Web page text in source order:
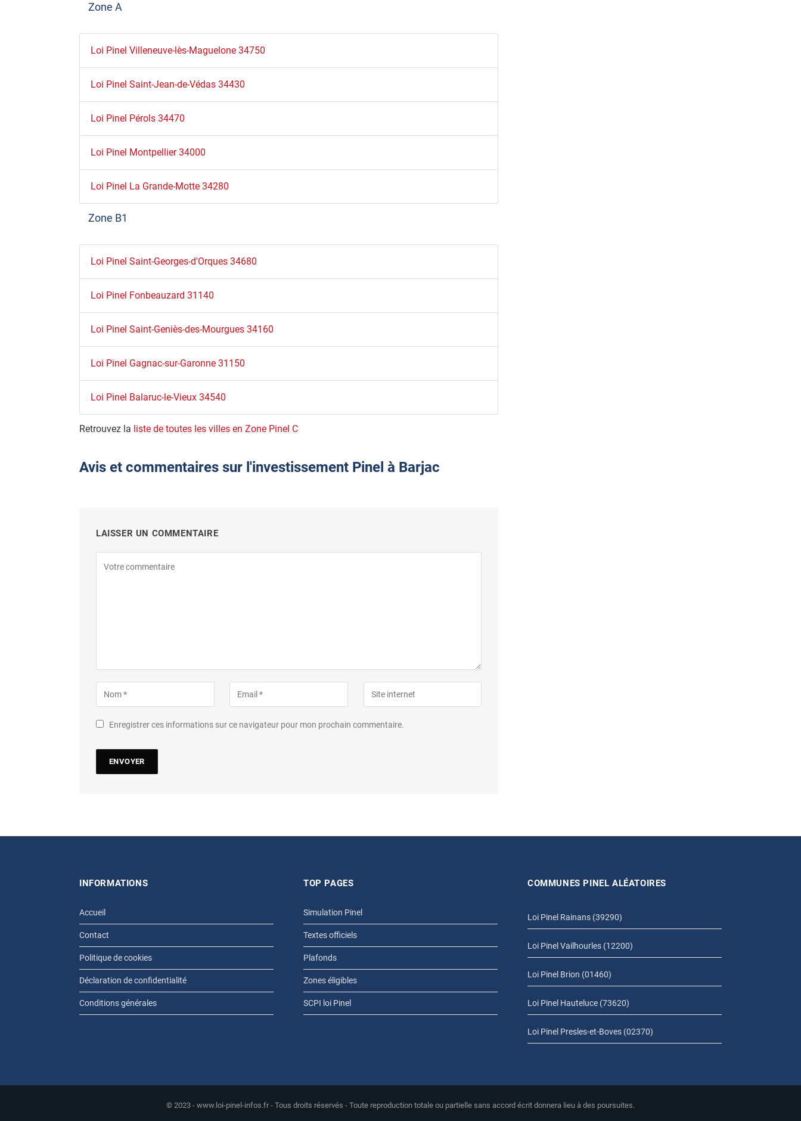
Zone A
Loi Pinel Villeneuve-lès-Maguelone 34750
Loi Pinel Saint-Jean-de-Védas 34430
Loi Pinel Pérols 34470
Loi Pinel Montpellier 34000
Loi Pinel La Grande-Motte 34280
Zone B1
Loi Pinel Saint-Georges-d'Orques 34680
Loi Pinel Fonbeauzard 31140
Loi Pinel Saint-Geniès-des-Mourgues 34160
Loi Pinel Gagnac-sur-Garonne 31150
Loi Pinel Balaruc-le-Vieux 34540
Retrouvez la liste de toutes les villes en Zone Pinel C
Avis et commentaires sur l'investissement Pinel à Barjac
LAISSER UN COMMENTAIRE
Enregistrer ces informations sur ce navigateur pour mon prochain commentaire.
INFORMATIONS
Accueil
Contact
Politique de cookies
Déclaration de confidentialité
Conditions générales
TOP PAGES
Simulation Pinel
Textes officiels
Plafonds
Zones éligibles
SCPI loi Pinel
COMMUNES PINEL ALÉATOIRES
Loi Pinel Rainans (39290)
Loi Pinel Vailhourles (12200)
Loi Pinel Brion (01460)
Loi Pinel Hauteluce (73620)
Loi Pinel Presles-et-Boves (02370)
© 2023 - www.loi-pinel-infos.fr - Tous droits réservés - Toute reproduction totale ou partielle sans accord écrit donnera lieu à des poursuites.